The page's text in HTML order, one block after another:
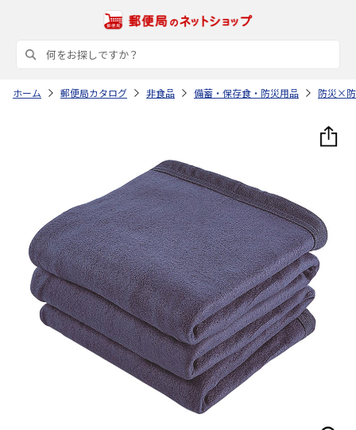
ホーム 郵便局カタログ 非食品 備蓄・保存食・防災用品 防災×防